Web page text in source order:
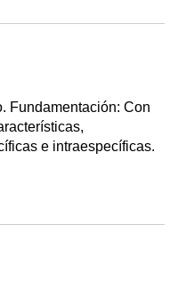
Fundamentación: Con
e intraespecíficas.